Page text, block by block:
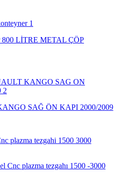
800 LİTRE METAL ÇÖP
SAĞ ÖN KAPI 2000/2009
Cnc plazma tezgahı 1500 -3000